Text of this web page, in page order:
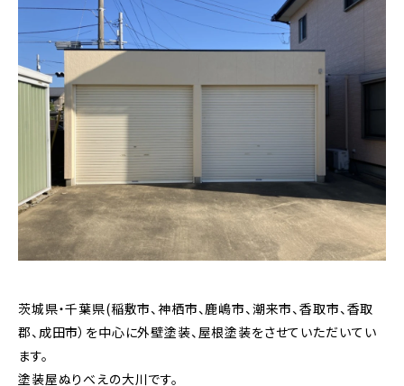
茨城県・千葉県(稲敷市、神栖市、鹿嶋市、潮来市、香取市、香取
郡、成田市）を中心に外壁塗装、屋根塗装をさせていただいてい
ます。
塗装屋ぬりべえの大川です。